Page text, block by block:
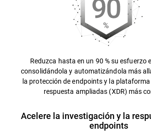
Reduzca hasta en un 90 % su esfuerzo
consolidándola y automatizándola más
la protección de endpoints y la
respuesta ampliadas (XDR) más
Acelere la investigación y la
endpoints